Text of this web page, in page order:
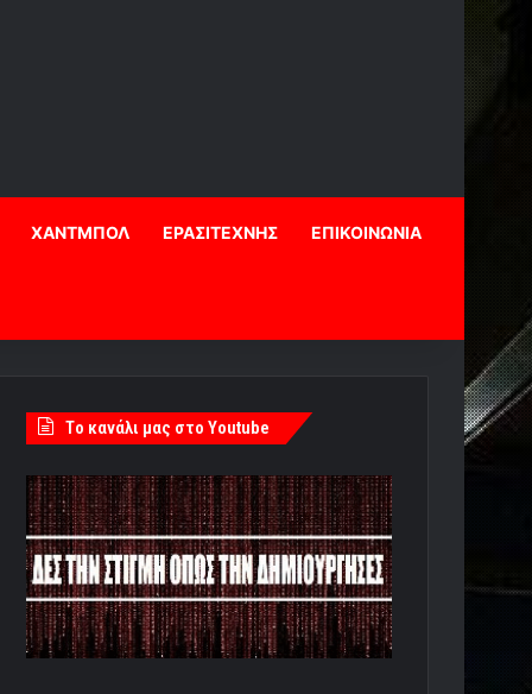
ΧΑΝΤΜΠΟΛ ΕΡΑΣΙΤΕΧΝΗΣ ΕΠΙΚΟΙΝΩΝΙΑ
Tο κανάλι μας στο Youtube